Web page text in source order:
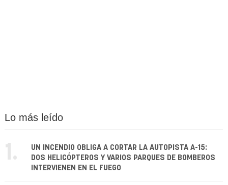
Lo más leído
1.
UN INCENDIO OBLIGA A CORTAR LA AUTOPISTA A-15:
DOS HELICÓPTEROS Y VARIOS PARQUES DE BOMBEROS
INTERVIENEN EN EL FUEGO